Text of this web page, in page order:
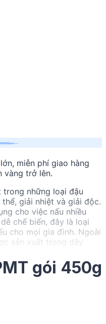
miễn phí giao hàng
vàng trở lên.
trong những loại đậu
giải nhiệt và giải độc.
cho việc nấu nhiều
chế biến, đây là loại
cho mọi gia đình. Ngoài
sản xuất trong dây
khỏe người dùng
gói 450g